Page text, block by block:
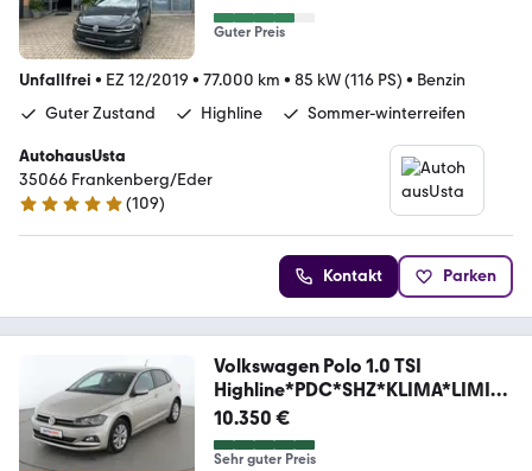
Guter Preis
Unfallfrei • EZ 12/2019 • 77.000 km • 85 kW (116 PS) • Benzin
Guter Zustand
Highline Sommer-winterreifen
AutohausUsta
35066 Frankenberg/Eder
4.9 Sterne
(109)
Kontakt Parken
Volkswagen Polo 1.0 TSI
Highline*PDC*SHZ*KLIMA*LIMITE
R*
10.350 €
Sehr guter Preis